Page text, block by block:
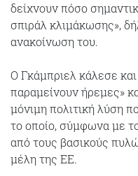
δείχνουν πόσο
σπιράλ κλιμάκωσης»,
ανακοίνωση του.
Ο Γκάμπριελ κάλεσε
παραμείνουν ήρεμες»
μόνιμη πολιτική λύση
το οποίο, σύμφωνα με
από τους βασικούς
μέλη της ΕΕ.